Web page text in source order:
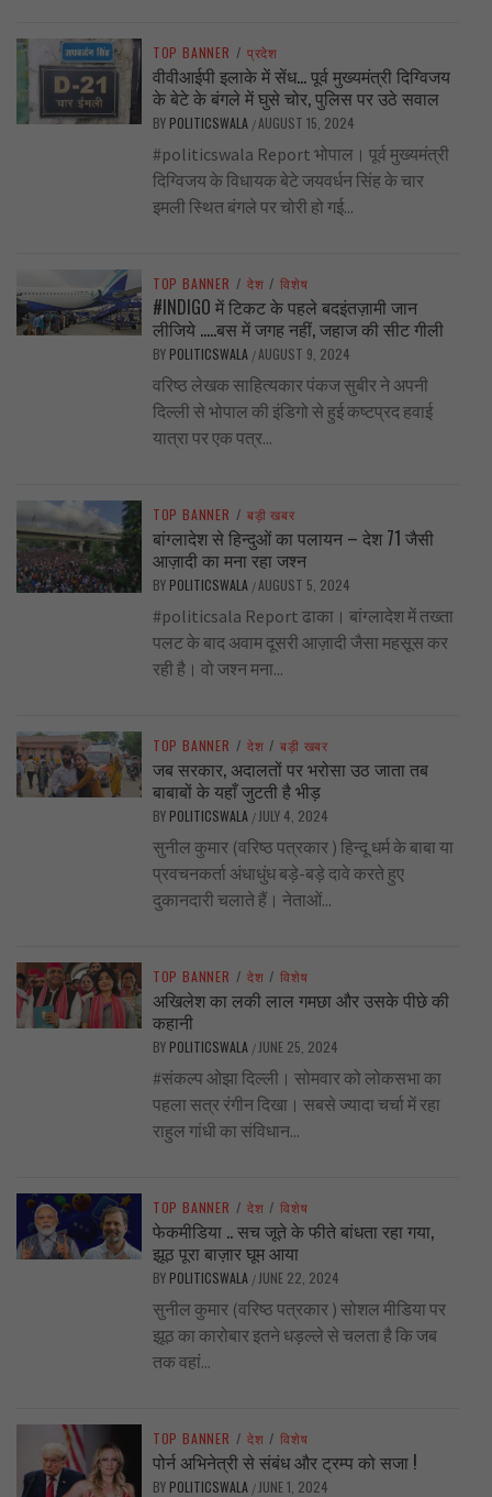
TOP BANNER / प्रदेश
वीवीआईपी इलाके में सेंध… पूर्व मुख्यमंत्री दिग्विजय
के बेटे के बंगले में घुसे चोर, पुलिस पर उठे सवाल
BY POLITICSWALA /AUGUST 15, 2024
#politicswala Report भोपाल। पूर्व मुख्यमंत्री
दिग्विजय के विधायक बेटे जयवर्धन सिंह के चार
इमली स्थित बंगले पर चोरी हो गई...
TOP BANNER / देश / विशेष
#INDIGO में टिकट के पहले बदइंतज़ामी जान
लीजिये …..बस में जगह नहीं, जहाज की सीट गीली
BY POLITICSWALA /AUGUST 9, 2024
वरिष्ठ लेखक साहित्यकार पंकज सुबीर ने अपनी
दिल्ली से भोपाल की इंडिगो से हुई कष्टप्रद हवाई
यात्रा पर एक पत्र...
TOP BANNER / बड़ी खबर
बांग्लादेश से हिन्दुओं का पलायन – देश 71 जैसी
आज़ादी का मना रहा जश्न
BY POLITICSWALA /AUGUST 5, 2024
#politicsala Report ढाका। बांग्लादेश में तख्ता
पलट के बाद अवाम दूसरी आज़ादी जैसा महसूस कर
रही है। वो जश्न मना...
TOP BANNER / देश / बड़ी खबर
जब सरकार, अदालतों पर भरोसा उठ जाता तब
बाबाबों के यहाँ जुटती है भीड़
BY POLITICSWALA / JULY 4, 2024
सुनील कुमार (वरिष्ठ पत्रकार ) हिन्दू धर्म के बाबा या
प्रवचनकर्ता अंधाधुंध बड़े-बड़े दावे करते हुए
दुकानदारी चलाते हैं। नेताओं...
TOP BANNER / देश / विशेष
अखिलेश का लकी लाल गमछा और उसके पीछे की
कहानी
BY POLITICSWALA / JUNE 25, 2024
#संकल्प ओझा दिल्ली। सोमवार को लोकसभा का
पहला सत्र रंगीन दिखा। सबसे ज्यादा चर्चा में रहा
राहुल गांधी का संविधान...
TOP BANNER / देश / विशेष
फेकमीडिया .. सच जूते के फीते बांधता रहा गया,
झूठ पूरा बाज़ार घूम आया
BY POLITICSWALA / JUNE 22, 2024
सुनील कुमार (वरिष्ठ पत्रकार ) सोशल मीडिया पर
झूठ का कारोबार इतने धड़ल्ले से चलता है कि जब
तक वहां...
TOP BANNER / देश / विशेष
पोर्न अभिनेत्री से संबंध और ट्रम्प को सजा !
BY POLITICSWALA / JUNE 1, 2024